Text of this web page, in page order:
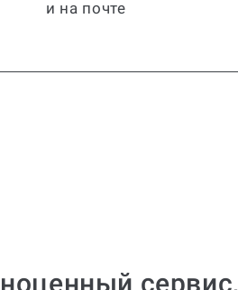
и на почте
сервис,